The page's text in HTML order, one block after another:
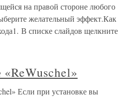
на правой стороне любого
желательный эффект.Как
В списке слайдов щелкните
Если при установке вы